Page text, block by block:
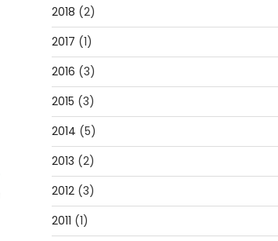
2018 (2)
2017 (1)
2016 (3)
2015 (3)
2014 (5)
2013 (2)
2012(3)
2011 (1)